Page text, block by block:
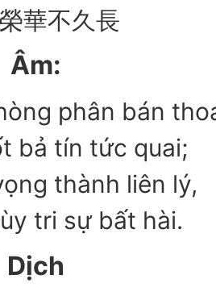
華不久長
Âm:
phân bán
bả tín tức quai;
thành liên lý,
tri sự bất hài.
Dịch